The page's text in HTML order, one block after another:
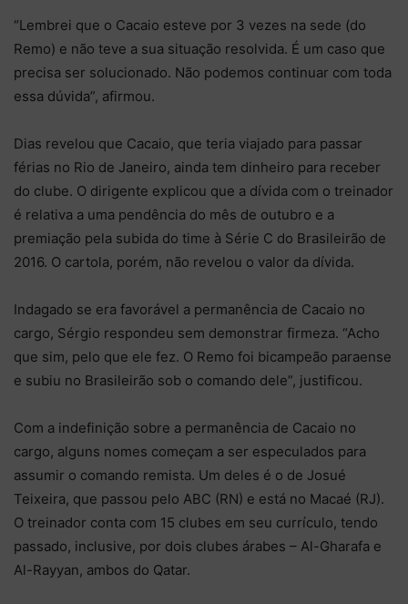
“Lembrei que o Cacaio esteve por 3 vezes na sede (do
Remo) e não teve a sua situação resolvida. É um caso que
precisa ser solucionado. Não podemos continuar com toda
essa dúvida”, afirmou.
Dias revelou que Cacaio, que teria viajado para passar
férias no Rio de Janeiro, ainda tem dinheiro para receber
do clube. O dirigente explicou que a dívida com o treinador
é relativa a uma pendência do mês de outubro e a
premiação pela subida do time à Série C do Brasileirão de
2016. O cartola, porém, não revelou o valor da dívida.
Indagado se era favorável a permanência de Cacaio no
cargo, Sérgio respondeu sem demonstrar firmeza. “Acho
que sim, pelo que ele fez. O Remo foi bicampeão paraense
e subiu no Brasileirão sob o comando dele”, justificou.
Com a indefinição sobre a permanência de Cacaio no
cargo, alguns nomes começam a ser especulados para
assumir o comando remista. Um deles é o de Josué
Teixeira, que passou pelo ABC (RN) e está no Macaé (RJ).
O treinador conta com 15 clubes em seu currículo, tendo
passado, inclusive, por dois clubes árabes – Al-Gharafa e
Al-Rayyan, ambos do Qatar.